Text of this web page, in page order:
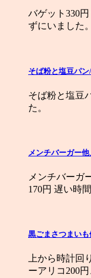
バゲット330
ずにいました
そば粉と塩豆パ
そば粉と塩豆
た。
メンチバーガー
メンチバーガ
170円 遅い時
黒ごまさつまい
上から時計回
ーアリコ200